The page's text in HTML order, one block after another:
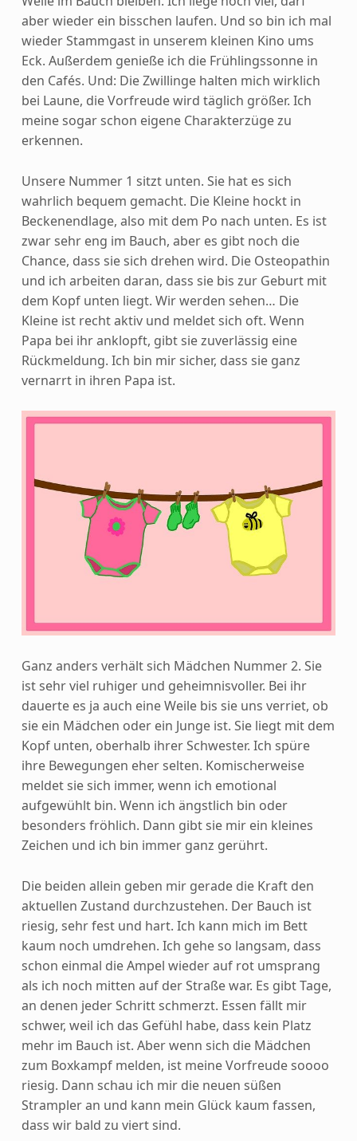
aber wieder ein bisschen laufen. Und so bin ich mal
wieder Stammgast in unserem kleinen Kino ums
Eck. Außerdem genieße ich die Frühlingssonne in
den Cafés. Und: Die Zwillinge halten mich wirklich
bei Laune, die Vorfreude wird täglich größer. Ich
meine sogar schon eigene Charakterzüge zu
erkennen.
Unsere Nummer 1 sitzt unten. Sie hat es sich
wahrlich bequem gemacht. Die Kleine hockt in
Beckenendlage, also mit dem Po nach unten. Es ist
zwar sehr eng im Bauch, aber es gibt noch die
Chance, dass sie sich drehen wird. Die Osteopathin
und ich arbeiten daran, dass sie bis zur Geburt mit
dem Kopf unten liegt. Wir werden sehen… Die
Kleine ist recht aktiv und meldet sich oft. Wenn
Papa bei ihr anklopft, gibt sie zuverlässig eine
Rückmeldung. Ich bin mir sicher, dass sie ganz
vernarrt in ihren Papa ist.
Ganz anders verhält sich Mädchen Nummer 2. Sie
ist sehr viel ruhiger und geheimnisvoller. Bei ihr
dauerte es ja auch eine Weile bis sie uns verriet, ob
sie ein Mädchen oder ein Junge ist. Sie liegt mit dem
Kopf unten, oberhalb ihrer Schwester. Ich spüre
ihre Bewegungen eher selten. Komischerweise
meldet sie sich immer, wenn ich emotional
aufgewühlt bin. Wenn ich ängstlich bin oder
besonders fröhlich. Dann gibt sie mir ein kleines
Zeichen und ich bin immer ganz gerührt.
Die beiden allein geben mir gerade die Kraft den
aktuellen Zustand durchzustehen. Der Bauch ist
riesig, sehr fest und hart. Ich kann mich im Bett
kaum noch umdrehen. Ich gehe so langsam, dass
schon einmal die Ampel wieder auf rot umsprang
als ich noch mitten auf der Straße war. Es gibt Tage,
an denen jeder Schritt schmerzt. Essen fällt mir
schwer, weil ich das Gefühl habe, dass kein Platz
mehr im Bauch ist. Aber wenn sich die Mädchen
zum Boxkampf melden, ist meine Vorfreude soooo
riesig. Dann schau ich mir die neuen süßen
Strampler an und kann mein Glück kaum fassen,
dass wir bald zu viert sind.